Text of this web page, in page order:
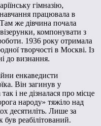
гімназію,
навчання працювала в
же дівчина почала
компонувати з
1936 року отримала
творчості в Москві. Із
до визнання.
енкаведисти
Він загинув у
і не дізналася про місце
народу» тяжіло над
десятиліть. Лише за
був реабілітований.